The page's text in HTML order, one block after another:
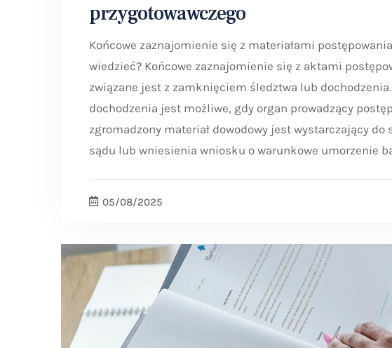
przygotowawczego
Końcowe zaznajomienie się z materiałami
wiedzieć? Końcowe zaznajomienie się z aktami
związane jest z zamknięciem śledztwa lub
dochodzenia jest możliwe, gdy organ prowadzący
zgromadzony materiał dowodowy jest wystarczający
sądu lub wniesienia wniosku o warunkowe umorzenie
05/08/2025